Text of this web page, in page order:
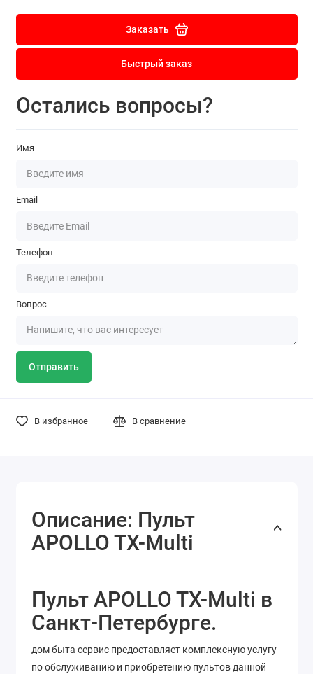
Заказать
Быстрый заказ
Остались вопросы?
Имя
Email
Телефон
Вопрос
Отправить
В избранное В сравнение
Описание: Пульт
APOLLO TX-Multi
Пульт APOLLO TX-Multi в
Санкт-Петербурге.
дом быта сервис предоставляет комплексную услугу
по обслуживанию и приобретению пультов данной